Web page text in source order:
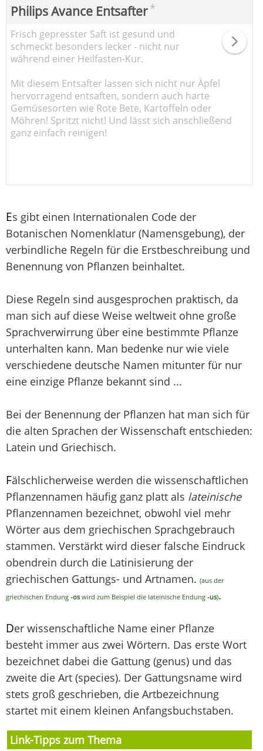
Philips Avance Entsafter*
Frisch gepresster Saft ist gesund und
schmeckt besonders lecker - nicht nur
während einer Heilfasten-Kur.
Mit diesem Entsafter lassen sich nicht nur Äpfel
hervorragend entsaften, sondern auch harte
Gemüsesorten wie Rote Bete, Kartoffeln oder
Möhren! Spritzt nicht! Und lässt sich anschließend
ganz einfach reinigen!
Es gibt einen Internationalen Code der
Botanischen Nomenklatur (Namensgebung), der
verbindliche Regeln für die Erstbeschreibung und
Benennung von Pflanzen beinhaltet.
Diese Regeln sind ausgesprochen praktisch, da
man sich auf diese Weise weltweit ohne große
Sprachverwirrung über eine bestimmte Pflanze
unterhalten kann. Man bedenke nur wie viele
verschiedene deutsche Namen mitunter für nur
eine einzige Pflanze bekannt sind ...
Bei der Benennung der Pflanzen hat man sich für
die alten Sprachen der Wissenschaft entschieden:
Latein und Griechisch.
Fälschlicherweise werden die wissenschaftlichen
Pflanzennamen häufig ganz platt als lateinische
Pflanzennamen bezeichnet, obwohl viel mehr
Wörter aus dem griechischen Sprachgebrauch
stammen. Verstärkt wird dieser falsche Eindruck
obendrein durch die Latinisierung der
griechischen Gattungs- und Artnamen. (aus der
griechischen Endung -os wird zum Beispiel die lateinische Endung -us).
Der wissenschaftliche Name einer Pflanze
besteht immer aus zwei Wörtern. Das erste Wort
bezeichnet dabei die Gattung (genus) und das
zweite die Art (species). Der Gattungsname wird
stets groß geschrieben, die Artbezeichnung
startet mit einem kleinen Anfangsbuchstaben.
Link-Tipps zum Thema